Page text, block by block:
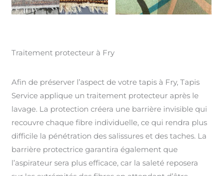
Traitement protecteur à Fry
Afin de préserver l’aspect de votre tapis à Fry, Tapis
Service applique un traitement protecteur après le
lavage. La protection créera une barrière invisible qui
recouvre chaque fibre individuelle, ce qui rendra plus
difficile la pénétration des salissures et des taches. La
barrière protectrice garantira également que
l’aspirateur sera plus efficace, car la saleté reposera